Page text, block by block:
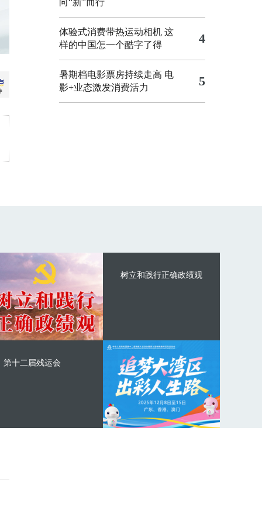
向“新”而行
体验式消费带热运动相机 这
样的中国怎一个酷字了得
4
暑期档电影票房持续走高 电
影+业态激发消费活力
5
树立和践行正确政绩观
第十二届残运会